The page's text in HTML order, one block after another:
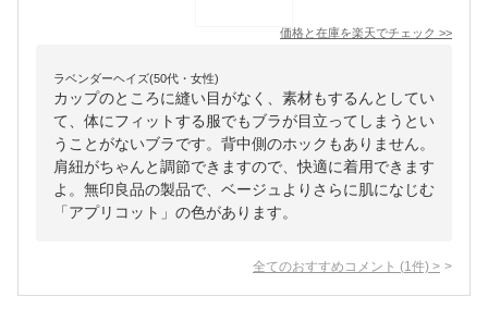
価格と在庫を楽天でチェック >>
ラベンダーヘイズ(50代・女性)
カップのところに縫い目がなく、素材もするんとしてい
て、体にフィットする服でもブラが目立ってしまうとい
うことがないブラです。背中側のホックもありません。
肩紐がちゃんと調節できますので、快適に着用できます
よ。無印良品の製品で、ベージュよりさらに肌になじむ
「アプリコット」の色があります。
全てのおすすめコメント (1 件) >